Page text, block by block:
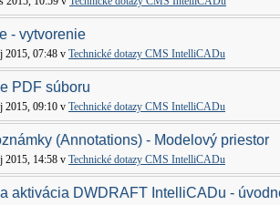
- vytvorenie
2015, 07:48 v Technické dotazy CMS IntelliCADu
PDF súboru
2015, 09:10 v Technické dotazy CMS IntelliCADu
(Annotations) - Modelový priestor
2015, 14:58 v Technické dotazy CMS IntelliCADu
a aktivácia DWDRAFT IntelliCADu -